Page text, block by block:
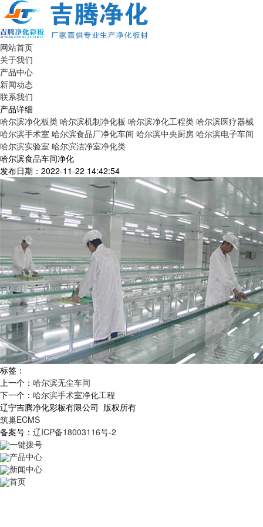
网站首页
关于我们
产品中心
新闻动态
联系我们
产品详细
哈尔滨净化板类 哈尔滨机制净化板 哈尔滨净化工程类 哈尔滨医疗器械
哈尔滨手术室 哈尔滨食品厂净化车间 哈尔滨中央厨房 哈尔滨电子车间
哈尔滨实验室 哈尔滨洁净室净化类
哈尔滨食品车间净化
发布日期：2022-11-22 14:42:54
标签：
上一个： 哈尔滨无尘车间
下一个： 哈尔滨手术室净化工程
辽宁吉腾净化彩板有限公司 版权所有
筑巢ECMS
备案号： 辽ICP备18003116号-2
一键拨号
产品中心
新闻中心
首页